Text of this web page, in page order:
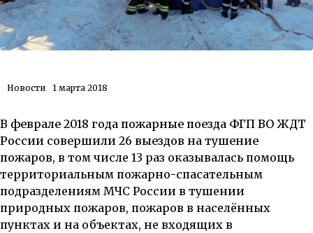
Новости 1 марта 2018
В феврале 2018 года пожарные поезда ФГП ВО ЖДТ
России совершили 26 выездов на тушение
пожаров, в том числе 13 раз оказывалась помощь
территориальным пожарно-спасательным
подразделениям МЧС России в тушении
природных пожаров, пожаров в населённых
пунктах и на объектах, не входящих в